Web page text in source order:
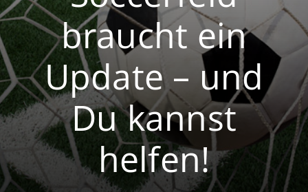
Volleyball
Breitensport
braucht ein
Update – und
Du kannst
helfen!